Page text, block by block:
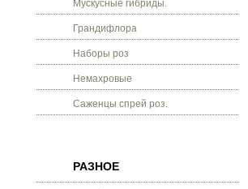
Мускусные гибриды.
Грандифлора
Наборы роз
Немахровые
Саженцы спрей роз.
РАЗНОЕ